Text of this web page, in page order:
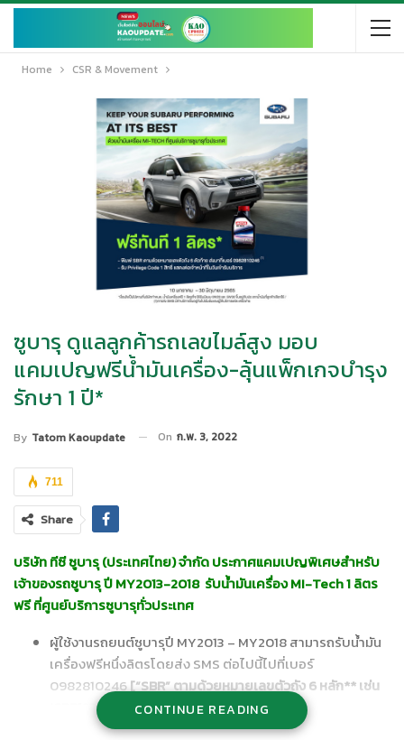
Home CSR & Movement
ซูบารุ ดูแลลูกค้ารถเลขไมล์สูง มอบ
แคมเปญฟรีน้ำมันเครื่อง-ลุ้นแพ็กเกจบำรุง
รักษา 1 ปี*
By Tatom Kaoupdate On ก.พ. 3, 2022
711
Share
บริษัท ทีซี ซูบารุ (ประเทศไทย) จำกัด ประกาศแคมเปญพิเศษสำหรับ
เจ้าของรถซูบารุ ปี MY2013-2018 รับน้ำมันเครื่อง MI-Tech 1 ลิตร
ฟรี ที่ศูนย์บริการซูบารุทั่วประเทศ
ผู้ใช้งานรถยนต์ซูบารุปี MY2013 – MY2018 สามารถรับน้ำมัน
เครื่องฟรีหนึ่งลิตรโดยส่ง SMS ต่อไปนี้ไปที่เบอร์
0982810246[“SBR”ตามด้วยหมายเลขตัวถัง6หลัก** เช่น
‘SBR123456’]
รหัสสิทธิพิเศษ Privilege Code แบบใช้ครั้งเดียวจะถูกส่งไป
CONTINUE READING